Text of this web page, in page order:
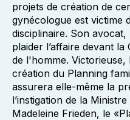
projets de création de
gynécologue est victime
disciplinaire. Son
plaider l’affaire devant
de l'homme. Victorieuse,
création du Planning
assurera elle-même la
l’instigation de la
Madeleine Frieden, le